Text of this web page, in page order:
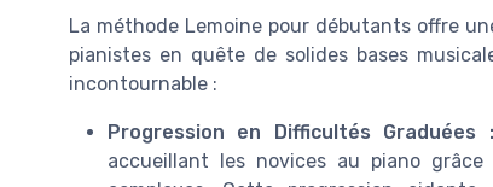
La méthode Lemoine pour débutants offre
pianistes en quête de solides bases
incontournable :
Progression en Difficultés Graduées :
accueillant les novices au piano